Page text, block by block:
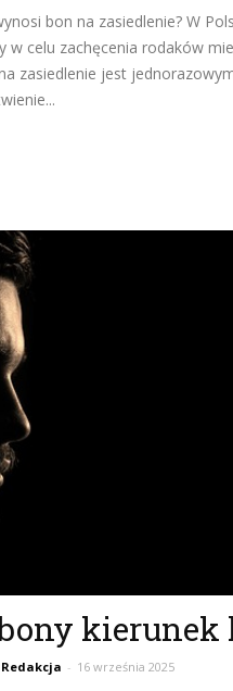
bon na zasiedlenie? W
w celu zachęcenia rodaków
zasiedlenie jest
kierunek
Redakcja - 16 września 2025